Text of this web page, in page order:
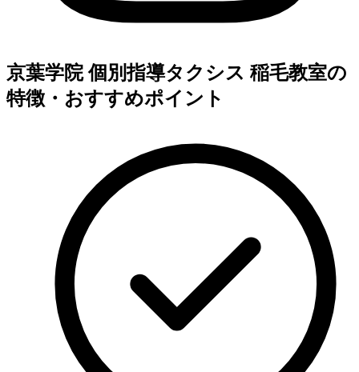
京葉学院 個別指導タクシス 稲毛教室の
特徴・おすすめポイント